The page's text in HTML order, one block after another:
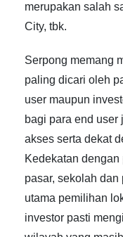
merupakan salah
City, tbk.
Serpong memang
paling dicari oleh
user maupun
bagi para end user
akses serta dekat
Kedekatan
pasar, sekolah
utama pemilihan
investor pasti